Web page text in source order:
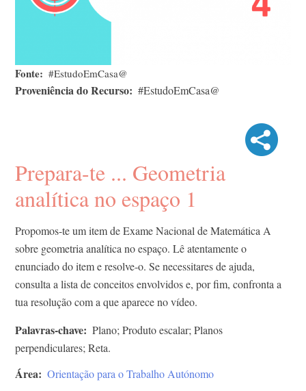
Fonte #EstudoEmCasa@
Proveniência do Recurso #EstudoEmCasa@
Prepara-te ... Geometria
analítica no espaço 1
Propomos-te um item de Exame Nacional de Matemática A
sobre geometria analítica no espaço. Lê atentamente o
enunciado do item e resolve-o. Se necessitares de ajuda,
consulta a lista de conceitos envolvidos e, por fim, confronta a
tua resolução com a que aparece no vídeo.
Palavras-chave
Plano; Produto escalar; Planos
perpendiculares; Reta.
Área Orientação para o Trabalho Autónomo